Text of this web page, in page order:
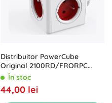
Distribuitor PowerCube
Original 2100RD/FRORPC
RoșuÎn stoc
44,00 lei